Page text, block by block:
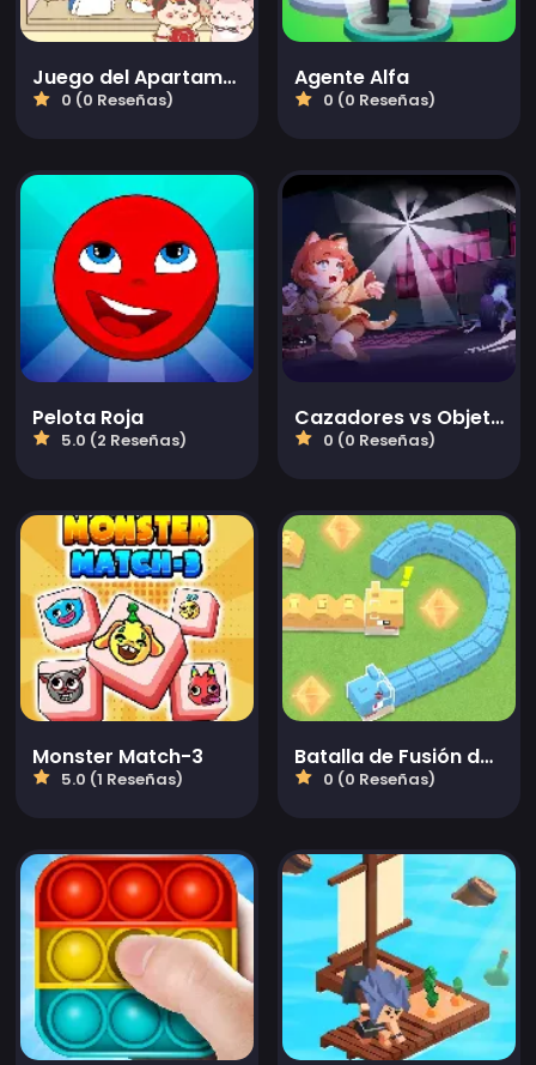
Juego del Apartamento del Hámster
0 (0 Reseñas)
Agente Alfa
0 (0 Reseñas)
Pelota Roja
5.0 (2 Reseñas)
Cazadores vs Objetos en línea
0 (0 Reseñas)
Monster Match-3
5.0 (1 Reseñas)
Batalla de Fusión de Serpientes
0 (0 Reseñas)